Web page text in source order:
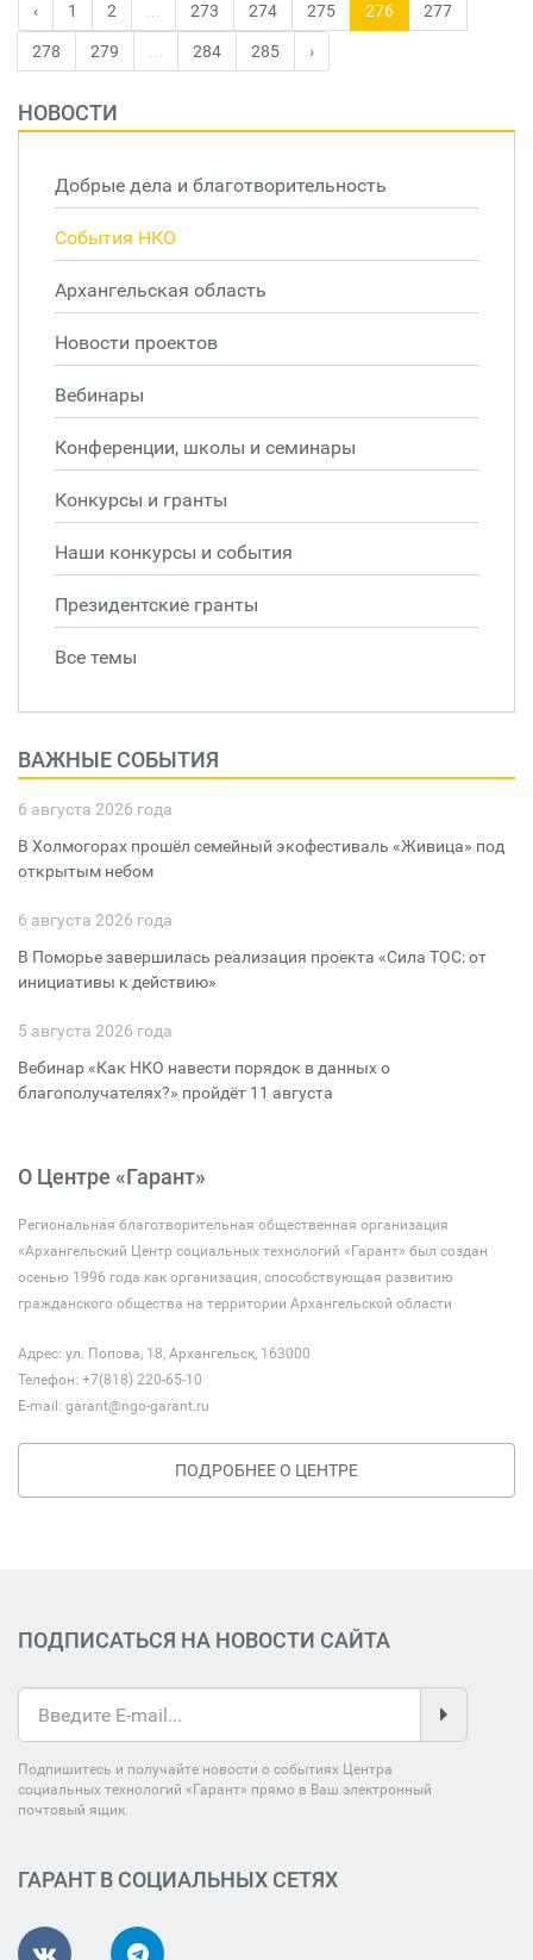
‹ 1 2 273 274 275 276 277
278 279 284 285 ›
НОВОСТИ
Добрые дела и благотворительность
События НКО
Архангельская область
Новости проектов
Вебинары
Конференции, школы и семинары
Конкурсы и гранты
Наши конкурсы и события
Президентские гранты
Все темы
ВАЖНЫЕ СОБЫТИЯ
6 августа 2026 года
В Холмогорах прошёл семейный экофестиваль «Живица» под
открытым небом
6 августа 2026 года
В Поморье завершилась реализация проекта «Сила ТОС: от
инициативы к действию»
5 августа 2026 года
Вебинар «Как НКО навести порядок в данных о
благополучателях?» пройдёт 11 августа
О Центре «Гарант»
Региональная благотворительная общественная организация
«Архангельский Центр социальных технологий «Гарант» был создан
осенью 1996 года как организация, способствующая развитию
гражданского общества на территории Архангельской области
Адрес: ул. Попова, 18, Архангельск, 163000
Телефон: +7(818) 220-65-10
E-mail: garant@ngo-garant.ru
ПОДРОБНЕЕ О ЦЕНТРЕ
ПОДПИСАТЬСЯ НА НОВОСТИ САЙТА
Подпишитесь и получайте новости о событиях Центра
социальных технологий «Гарант» прямо в Ваш электронный
почтовый ящик.
ГАРАНТ В СОЦИАЛЬНЫХ СЕТЯХ